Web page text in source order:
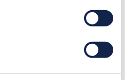
którego nie może
diecie. Odpowiada
i prawidłową funkcję
a także za metabolizm
się do zwiększenia